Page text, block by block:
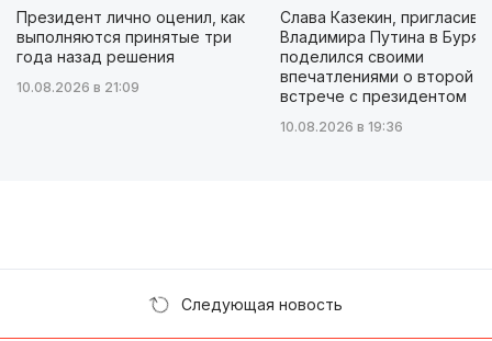
Президент лично оценил, как
выполняются принятые три
года назад решения
10.08.2026 в 21:09
Слава Казекин,
Владимира Путина в
поделился своими
впечатлениями о второй
встрече с президентом
10.08.2026 в 19:36
Следующая новость